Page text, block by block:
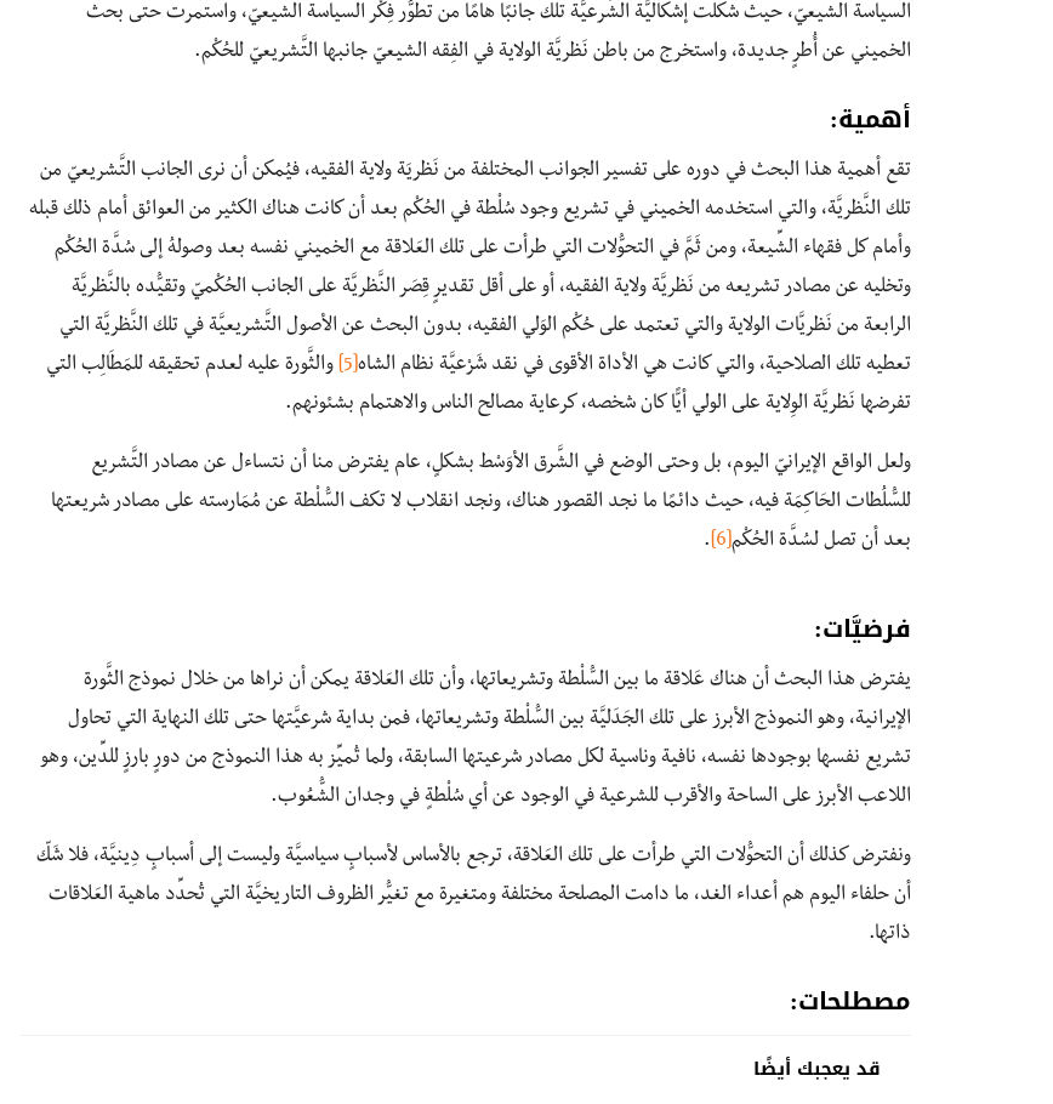
السياسة الشيعيّ، حيث شكَّلت إشكاليَّة الشَّرعيَّة تلك جانبًا هامًا من تطوُّر فِكْر السياسة الشيعيّ، واستمرت حتى بحث
الخميني عن أُطرٍ جديدة، واستخرج من باطن نَظريَّة الولاية في الفِقه الشيعيّ جانبها التَّشريعيّ للحُكْم.
أهمية:
تقع أهمية هذا البحث في دوره على تفسير الجوانب المختلفة من نَظريَة ولاية الفقيه، فيُمكن أن نرى الجانب التَّشريعيّ من
تلك النَّظريَّة، والتي استخدمه الخميني في تشريع وجود سُلْطة في الحُكْم بعد أن كانت هناك الكثير من العوائق أمام ذلك قبله
وأمام كل فقهاء الشِّيعة، ومن ثَمَّ في التحوُّلات التي طرأت على تلك العَلاقة مع الخميني نفسه بعد وصولهُ إلى سُدَّة الحُكْم
وتخليه عن مصادر تشريعه من نَظريَّة ولاية الفقيه، أو على أقل تقديرٍ قِصَر النَّظريَّة على الجانب الحُكْميّ وتقيُّده بالنَّظريَّة
الرابعة من نَظريَّات الولاية والتي تعتمد على حُكْم الوَلي الفقيه، بدون البحث عن الأصول التَّشريعيَّة في تلك النَّظريَّة التي
تعطيه تلك الصلاحية، والتي كانت هي الأداة الأقوى في نقد شَرْعيَّة نظام الشاه[5]
والثَّورة عليه لعدم تحقيقه للمَطَالِب التي
تفرضها نَظريَّة الوِلاية على الولي أيًّا كان شخصه، كرعاية مصالح الناس والاهتمام بشئونهم.
ولعل الواقع الإيرانيّ اليوم، بل وحتى الوضع في الشَّرق الأوَسْط بشكلٍ، عام يفترض منا أن نتساءل عن مصادر التَّشريع
للسُّلُطات الحَاكِمَة فيه، حيث دائمًا ما نجد القصور هناك، ونجد انقلاب لا تكف السُّلْطة عن مُمَارسته على مصادر شريعتها
بعد أن تصل لسُدَّة الحُكْم[6]
.
فرضيَّات:
يفترض هذا البحث أن هناك عَلاقة ما بين السُّلْطة وتشريعاتها، وأن تلك العَلاقة يمكن أن نراها من خلال نموذج الثَّورة
الإيرانية، وهو النموذج الأبرز على تلك الجَدَليَّة بين السُّلْطة وتشريعاتها، فمن بداية شرعيَّتها حتى تلك النهاية التي تحاول
تشريع نفسها بوجودها نفسه، نافية وناسية لكل مصادر شرعيتها السابقة، ولما تُميِّز به هذا النموذج من دورٍ بارزٍ للدِّين، وهو
اللاعب الأبرز على الساحة والأقرب للشرعية في الوجود عن أي سُلْطةٍ في وجدان الشُّعُوب.
ونفترض كذلك أن التحوُّلات التي طرأت على تلك العَلاقة، ترجع بالأساس لأسبابٍ سياسيَّة وليست إلى أسبابٍ دِينيَّة، فلا شَكّ
أن حلفاء اليوم هم أعداء الغد، ما دامت المصلحة مختلفة ومتغيرة مع تغيُّر الظروف التاريخيَّة التي تُحدِّد ماهية العَلاقات
ذاتها.
مصطلحات:
قد يعجبك أيضًا